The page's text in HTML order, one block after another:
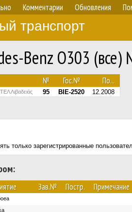
Комментарии Обновления
транспорт
Benz O303
№ Гос.№ По...
Λιβαδειάς 95 BIE-2520 12.2008
только зарегистрированные
Зав.№ Постр. Примечание